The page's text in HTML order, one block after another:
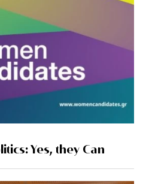
Yes, they Can